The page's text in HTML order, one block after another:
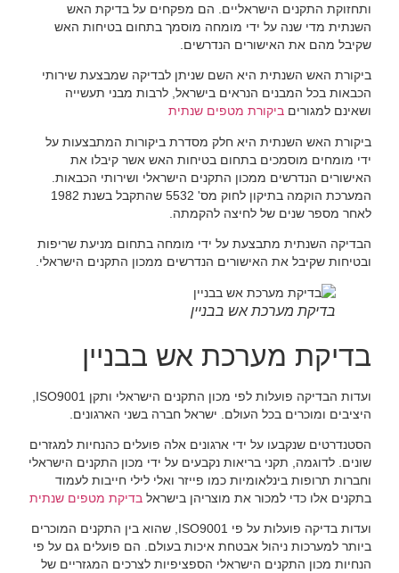
ותחזוקת התקנים הישראליים. הם מפקחים על בדיקת האש
השנתית מדי שנה על ידי מומחה מוסמך בתחום בטיחות האש
שקיבל מהם את האישורים הנדרשים.
ביקורת האש השנתית היא השם שניתן לבדיקה שמבצעת שירותי
הכבאות בכל המבנים הנראים בישראל, לרבות מבני תעשייה
ושאינם למגוריםביקורת מטפים שנתית
ביקורת האש השנתית היא חלק מסדרת ביקורות המתבצעות על
ידי מומחים מוסמכים בתחום בטיחות האש אשר קיבלו את
האישורים הנדרשים ממכון התקנים הישראלי ושירותי הכבאות.
המערכת הוקמה בתיקון לחוק מס' 5532 שהתקבל בשנת 1982
לאחר מספר שנים של לחיצה להקמתה.
הבדיקה השנתית מתבצעת על ידי מומחה בתחום מניעת שריפות
ובטיחות שקיבל את האישורים הנדרשים ממכון התקנים הישראלי.
בדיקת מערכת אש בבניין
בדיקת מערכת אש בבניין
היציבים ומוכרים בכל העולם. ישראל חברה בשני הארגונים.
הסטנדרטים שנקבעו על ידי ארגונים אלה פועלים כהנחיות למגזרים
שונים. לדוגמה, תקני בריאות נקבעים על ידי מכון התקנים הישראלי
וחברות תרופות בינלאומיות כמו פייזר ואלי לילי חייבות לעמוד
בתקנים אלו כדי למכור את מוצריהן בישראלבדיקת מטפים שנתית
ועדות בדיקה פועלות על פי ISO9001, שהוא בין התקנים המוכרים
ביותר למערכות ניהול אבטחת איכות בעולם. הם פועלים גם על פי
הנחיות מכון התקנים הישראלי הספציפיות לצרכים המגזריים של